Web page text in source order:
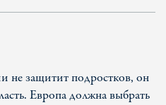
не защитит подростков, он
Европа должна выбрать